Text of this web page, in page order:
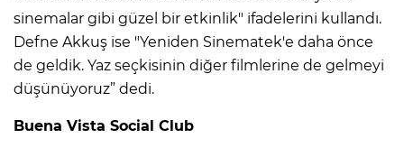
sinemalar gibi güzel bir etkinlik" ifadelerini kullandı.
Defne Akkuş ise "Yeniden Sinematek'e daha önce
de geldik. Yaz seçkisinin diğer filmlerine de gelmeyi
düşünüyoruz” dedi.
Buena Vista Social Club